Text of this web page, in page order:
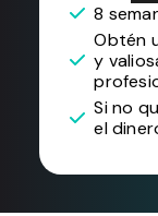
8
Obtén
y
Si no
el